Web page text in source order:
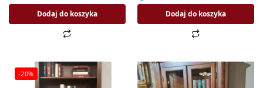
Dodaj do koszyka Dodaj do koszyka
-20%